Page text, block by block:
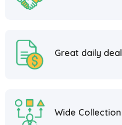
Great daily deal
Wide Collection